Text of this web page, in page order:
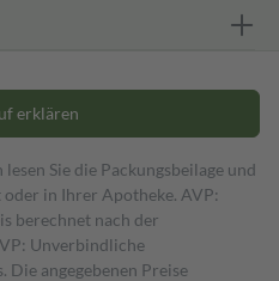
erklären
Sie die Packungsbeilage und
in Ihrer Apotheke. AVP:
berechnet nach der
Unverbindliche
Die angegebenen Preise